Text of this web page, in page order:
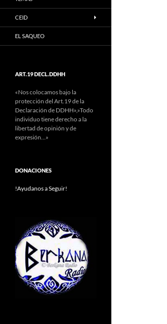
CEID
EL SAQUEO
ART.19 DECL.DDHH
«Nos colocamos bajo la
protección del Art.19 de la
Declaración de DDHH»,»Todo
individuo tiene derecho a la
libertad de opinión y de
expresión…»
DONACIONES
!Ayudanos a Seguir!